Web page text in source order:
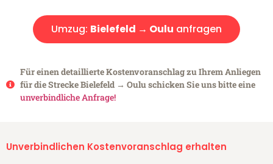
Umzug: Bielefeld → Oulu anfragen
Für einen detaillierte Kostenvoranschlag zu Ihrem Anliegen
für die Strecke Bielefeld → Oulu schicken Sie uns bitte eine
unverbindliche Anfrage!
Unverbindlichen Kostenvoranschlag erhalten